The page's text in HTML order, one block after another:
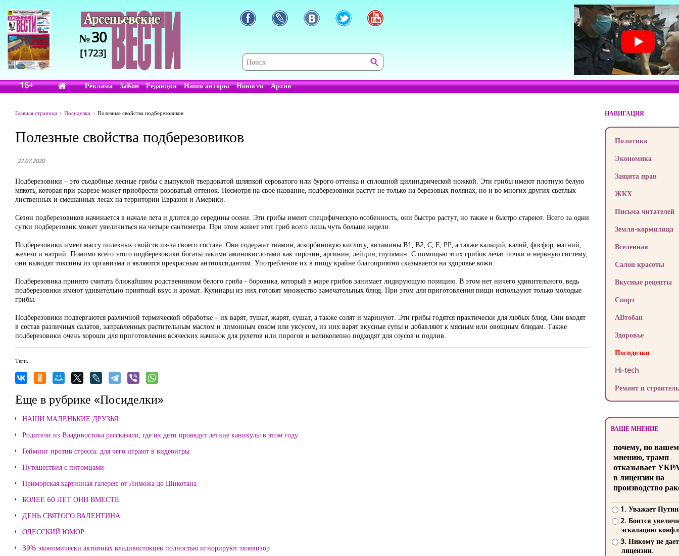
№30
[1723]
16+ Реклама ЗаКон Редакция Наши авторы Новости Архив
Главная страница Посиделки Полезные свойства подберезовиков
Полезные свойства подберезовиков
27.07.2020
Подберезовики – это съедобные лесные грибы с выпуклой твердоватой шляпкой сероватого или бурого оттенка и сплошной цилиндрической ножкой. Эти грибы имеют плотную белую
мякоть, которая при разрезе может приобрести розоватый оттенок. Несмотря на свое название, подберезовики растут не только на березовых полянах, но и во многих других светлых
лиственных и смешанных лесах на территории Евразии и Америки.
Сезон подберезовиков начинается в начале лета и длится до середины осени. Эти грибы имеют специфическую особенность, они быстро растут, но также и быстро стареют. Всего за одни
сутки подберезовик может увеличиться на четыре сантиметра. При этом живет этот гриб всего лишь чуть больше недели.
Подберезовики имеет массу полезных свойств из-за своего состава. Они содержат тиамин, аскорбиновую кислоту, витамины В1, В2, С, Е, РР, а также кальций, калий, фосфор, магний,
железо и натрий. Помимо всего этого подберезовики богаты такими аминокислотами как тирозин, аргинин, лейцин, глутамин. С помощью этих грибов лечат почки и нервную систему,
они выводят токсины из организма и являются прекрасным антиоксидантом. Употребление их в пищу крайне благоприятно сказывается на здоровье кожи.
Подберезовика принято считать ближайшим родственником белого гриба - боровика, который в мире грибов занимает лидирующую позицию. В этом нет ничего удивительного, ведь
подберезовики имеют удивительно приятный вкус и аромат. Кулинары из них готовят множество замечательных блюд. При этом для приготовления пищи используют только молодые
грибы.
Подберезовики подвергаются различной термической обработке – их варят, тушат, жарят, сушат, а также солят и маринуют. Эти грибы годятся практически для любых блюд. Они входят
в состав различных салатов, заправленных растительным маслом и лимонным соком или уксусом, из них варят вкусные супы и добавляют к мясным или овощным блюдам. Также
подберезовики очень хороши для приготовления всяческих начинок для рулетов или пирогов и великолепно подходят для соусов и подлив.
Теги:
Еще в рубрике «Посиделки»
НАШИ МАЛЕНЬКИЕ ДРУЗЬЯ
Родители из Владивостока рассказали, где их дети проведут летние каникулы в этом году
Гейминг против стресса: для чего играют в видеоигры
Путешествия с питомцами
Приморская картинная галерея: от Лиможа до Шикотана
БОЛЕЕ 60 ЛЕТ ОНИ ВМЕСТЕ
ДЕНЬ СВЯТОГО ВАЛЕНТИНА
ОДЕССКИЙ ЮМОР
39% экономически активных владивостокцев полностью игнорируют телевизор
НАВИГАЦИЯ
Политика
Экономика
Защита прав
ЖКХ
Письма читателей
Земля-кормилица
Вселенная
Салон красоты
Вкусные рецепты
Спорт
АВтобан
Здоровье
Посиделки
Hi-tech
Ремонт и
ВАШЕ МНЕНИЕ
почему, по
мнению, трамп
отказывает
в лицензии на
производство
1. Уважает
2. Боится
эскалацию
3. Никому не
лицензии.